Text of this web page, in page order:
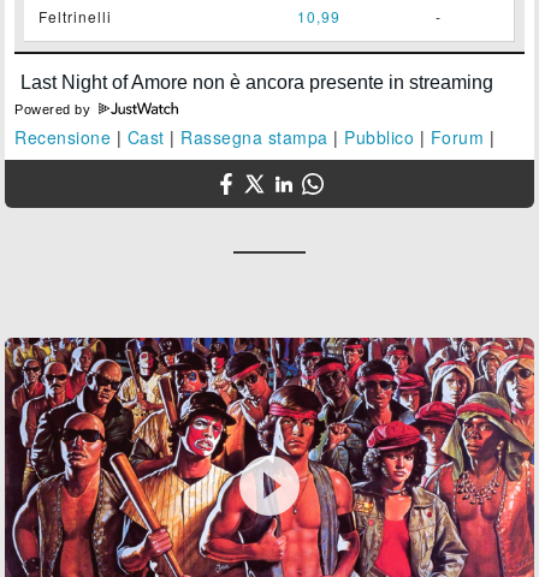
Feltrinelli 10,99 -
Powered by
Recensione | Cast | Rassegna stampa | Pubblico | Forum |
